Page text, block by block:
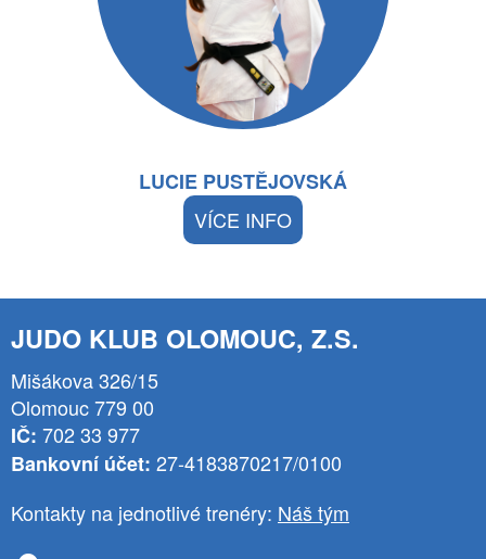
LUCIE PUSTĚJOVSKÁ
VÍCE INFO
JUDO KLUB OLOMOUC, Z.S.
Mišákova 326/15
Olomouc 779 00
IČ: 702 33 977
Bankovní účet: 27-4183870217/0100
Kontakty na jednotlivé trenéry: Náš tým